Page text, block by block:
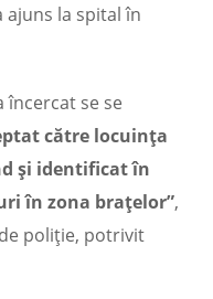
la spital în
se se
către locuinţa
şi identificat în
în zona braţelor”,
poliţie, potrivit